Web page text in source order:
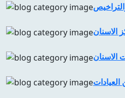
الاسنان
الاسنان
العيادات